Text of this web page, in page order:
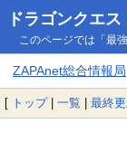
ドラゴンクエ
このページでは「最
ZAPAnet総合情報局
[ トップ| 一覧 | 最終